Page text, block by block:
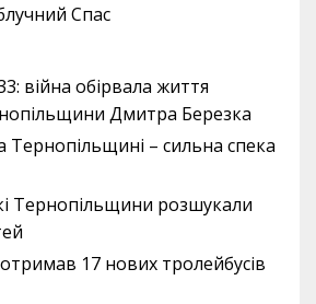
Спас
війна обірвала життя
Дмитра Березка
Тернопільщині – сильна спека
Тернопільщини розшукали
17 нових тролейбусів